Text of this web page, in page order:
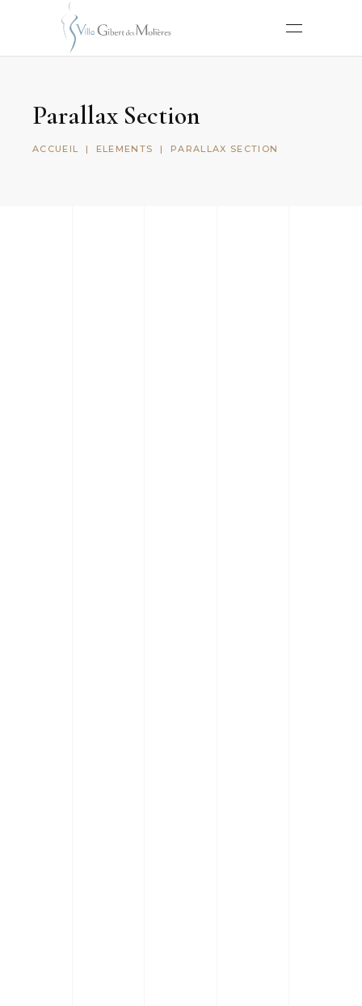
Parallax Section
ACCUEIL | ELEMENTS | PARALLAX SECTION